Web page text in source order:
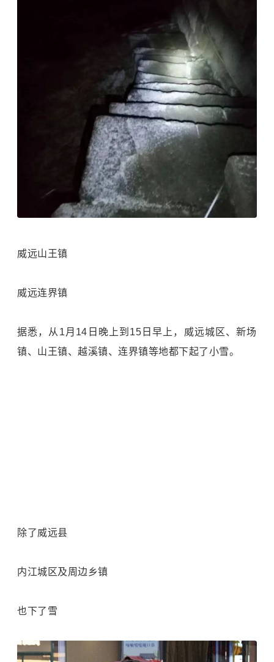
威远山王镇
威远连界镇
据悉，从1月14日晚上到15日早上，威远城区、新场
镇、山王镇、越溪镇、连界镇等地都下起了小雪。
除了威远县
内江城区及周边乡镇
也下了雪